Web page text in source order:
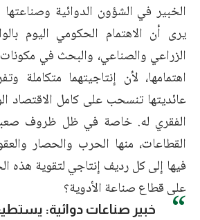
الخبير في الشؤون الدوائية
يرى أن الاهتمام الحكومي اليوم
الزراعي والصناعي، والبحث في
اهتمامها، لأن إنتاجيتهما متكاملة
عائديتها تنسحب على كامل الاقتصاد
الفقري له. خاصة في ظل ظروف
القطاعات، منها الحرب والحصار
فيها إلى كل رديف إنتاجي لتقوية هذه
على قطاع صناعة الأدوية؟
خبير صناعات دوائية: